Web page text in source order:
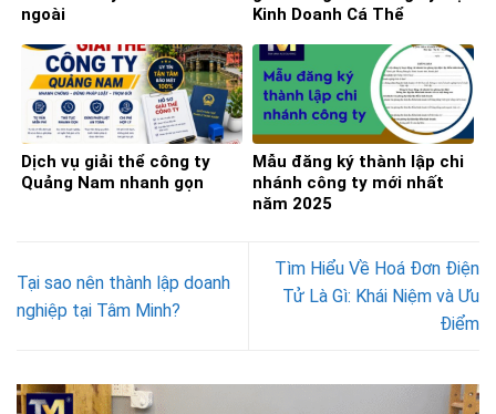
ngoài
Kinh Doanh Cá Thể
Dịch vụ giải thể công ty
Quảng Nam nhanh gọn
Mẫu đăng ký thành lập chi
nhánh công ty mới nhất
năm 2025
Tại sao nên thành lập doanh
nghiệp tại Tâm Minh?
Tìm Hiểu Về Hoá Đơn Điện
Tử Là Gì: Khái Niệm và Ưu
Điểm